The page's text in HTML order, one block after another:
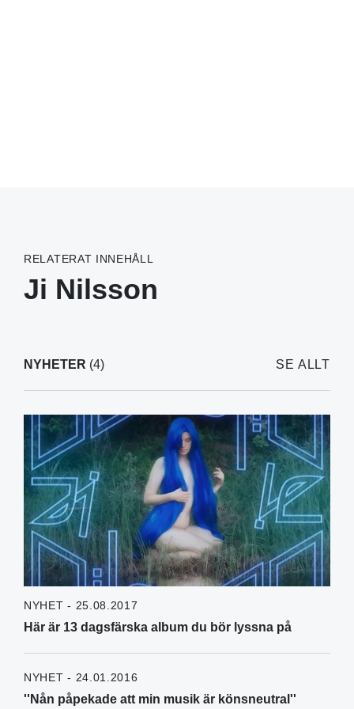
RELATERAT INNEHÅLL
Ji Nilsson
NYHETER (4) SE ALLT
NYHET - 25.08.2017
Här är 13 dagsfärska album du bör lyssna på
NYHET - 24.01.2016
''Nån påpekade att min musik är könsneutral''